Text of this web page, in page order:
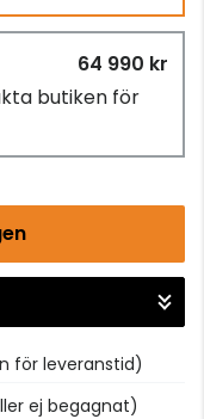
64 990 kr
butiken för
för leveranstid)
ej begagnat)